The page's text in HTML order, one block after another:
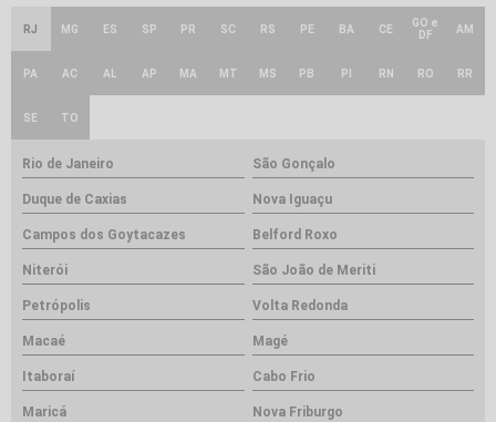
RJ MG ES SP PR SC RS PE BA CE
GO e
DF
AM
PA AC AL AP MA MT MS PB PI RN RO RR
SE TO
Rio de Janeiro São Gonçalo
Duque de Caxias Nova Iguaçu
Campos dos Goytacazes Belford Roxo
Niterói São João de Meriti
Petrópolis Volta Redonda
Macaé Magé
Itaboraí Cabo Frio
Maricá Nova Friburgo